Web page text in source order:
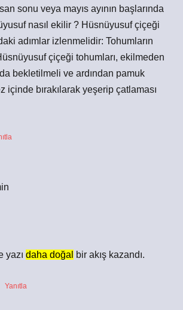
sonu veya mayıs ayının başlarında
nasıl ekilir ? Hüsnüyusuf çiçeği
adımlar izlenmelidir: Tohumların
çiçeği tohumları, ekilmeden
bekletilmeli ve ardından pamuk
içinde bırakılarak yeşerip çatlaması
yazı daha doğal bir akış kazandı.
Yanıtla